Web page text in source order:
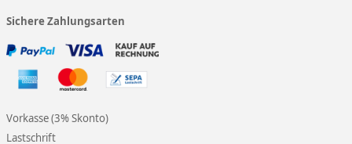
Sichere Zahlungsarten
Vorkasse (3% Skonto)
Lastschrift